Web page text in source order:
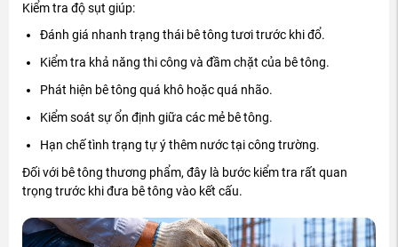
Kiểm tra độ sụt giúp:
Đánh giá nhanh trạng thái bê tông tươi trước khi đổ.
Kiểm tra khả năng thi công và đầm chặt của bê tông.
Phát hiện bê tông quá khô hoặc quá nhão.
Kiểm soát sự ổn định giữa các mẻ bê tông.
Hạn chế tình trạng tự ý thêm nước tại công trường.
Đối với bê tông thương phẩm, đây là bước kiểm tra rất quan
trọng trước khi đưa bê tông vào kết cấu.